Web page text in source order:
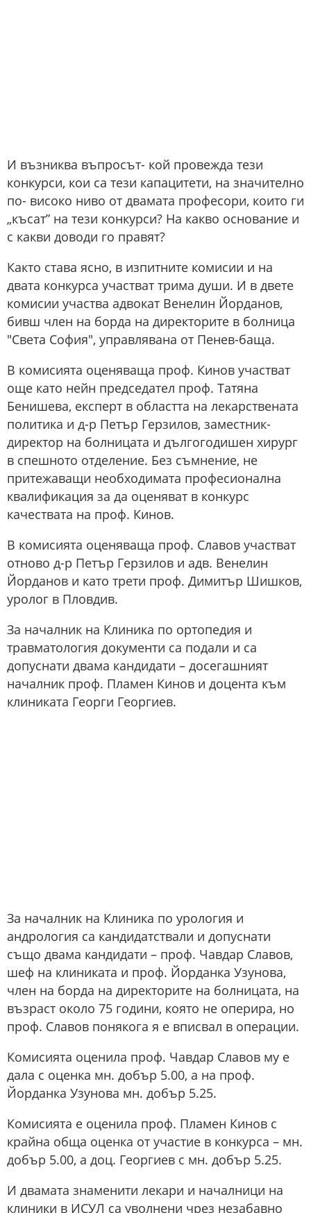
И възниква въпросът- кой провежда тези
конкурси, кои са тези капацитети, на значително
по- високо ниво от двамата професори, които ги
„късат” на тези конкурси? На какво основание и
с какви доводи го правят?
Както става ясно, в изпитните комисии и на
двата конкурса участват трима души. И в двете
комисии участва адвокат Венелин Йорданов,
бивш член на борда на директорите в болница
"Света София", управлявана от Пенев-баща.
В комисията оценяваща проф. Кинов участват
още като нейн председател проф. Татяна
Бенишева, експерт в областта на лекарствената
политика и д-р Петър Герзилов, заместник-
директор на болницата и дългогодишен хирург
в спешното отделение. Без съмнение, не
притежаващи необходимата професионална
квалификация за да оценяват в конкурс
качествата на проф. Кинов.
В комисията оценяваща проф. Славов участват
отново д-р Петър Герзилов и адв. Венелин
Йорданов и като трети проф. Димитър Шишков,
уролог в Пловдив.
За началник на Клиника по ортопедия и
травматология документи са подали и са
допуснати двама кандидати – досегашният
началник проф. Пламен Кинов и доцента към
клиниката Георги Георгиев.
За началник на Клиника по урология и
андрология са кандидатствали и допуснати
също двама кандидати – проф. Чавдар Славов,
шеф на клиниката и проф. Йорданка Узунова,
член на борда на директорите на болницата, на
възраст около 75 години, която не оперира, но
проф. Славов понякога я е вписвал в операции.
Комисията оценила проф. Чавдар Славов му е
дала с оценка мн. добър 5.00, а на проф.
Йорданка Узунова мн. добър 5.25.
Комисията е оценила проф. Пламен Кинов с
крайна обща оценка от участие в конкурса – мн.
добър 5.00, а доц. Георгиев с мн. добър 5.25.
И двамата знаменити лекари и началници на
клиники в ИСУЛ са уволнени чрез незабавно